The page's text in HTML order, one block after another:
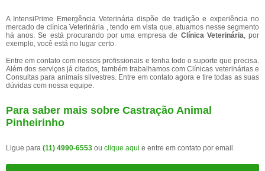
A IntensiPrime Emergência Veterinária dispõe de tradição e experiência no
mercado de clínica Veterinária , tendo em vista que, atuamos nesse segmento
há anos. Se está procurando por uma empresa de Clínica Veterinária, por
exemplo, você está no lugar certo.
Entre em contato com nossos profissionais e tenha todo o suporte que precisa.
Além dos serviços já citados, também trabalhamos com Clínicas veterinárias e
Consultas para animais silvestres. Entre em contato agora e tire todas as suas
dúvidas com nossa equipe.
Para saber mais sobre Castração Animal
Pinheirinho
Ligue para (11) 4990-6553 ou clique aqui e entre em contato por email.